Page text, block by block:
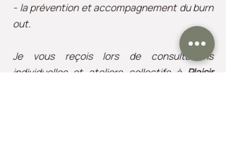
- la prévention et accompagnement du burn
out.
Je vous reçois lors de consultations
individuelles et ateliers collectifs à Plaisir